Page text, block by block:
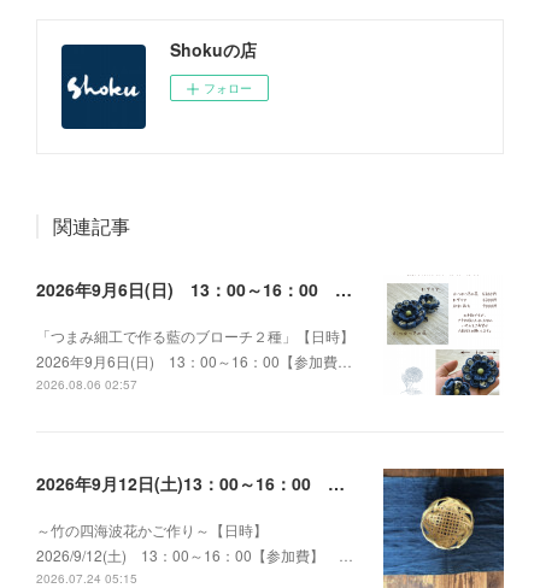
Shokuの店
フォロー
関連記事
2026年9月6日(日) 13：00～16：00 つまみ細工で作る藍のブローチ２種
「つまみ細工で作る藍のブローチ２種」【日時】
2026年9月6日(日) 13：00～16：00【参加費…
2026.08.06 02:57
2026年9月12日(土)13：00～16：00 ～竹の四海波花かご作り～
～竹の四海波花かご作り～【日時】
2026/9/12(土) 13：00～16：00【参加費】 …
2026.07.24 05:15